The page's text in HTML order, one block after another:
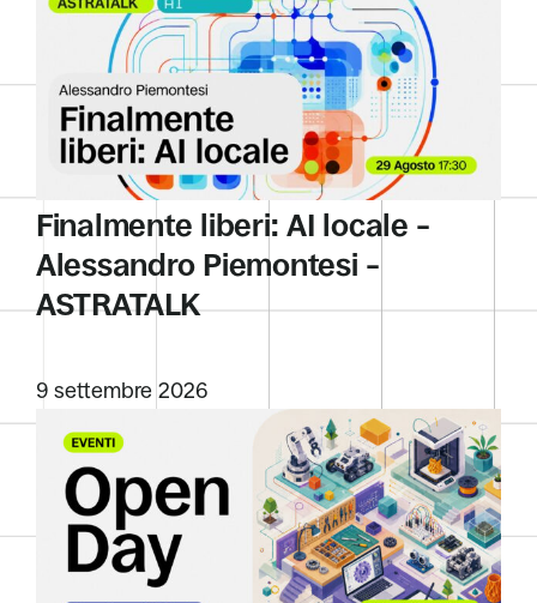
Finalmente liberi: AI locale –
Alessandro Piemontesi –
ASTRATALK
9 settembre 2026